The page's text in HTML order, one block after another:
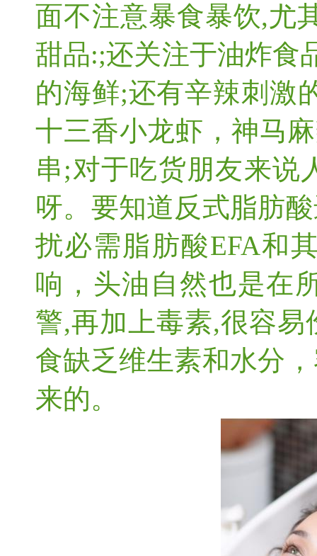
面不注意暴食暴饮,尤
甜品:;还关注于油炸食
的海鲜;还有辛辣刺激
十三香小龙虾，神马
串;对于吃货朋友来说
呀。要知道反式脂肪
扰必需脂肪酸EFA和
响，头油自然也是在
警,再加上毒素,很容
食缺乏维生素和水分
来的。